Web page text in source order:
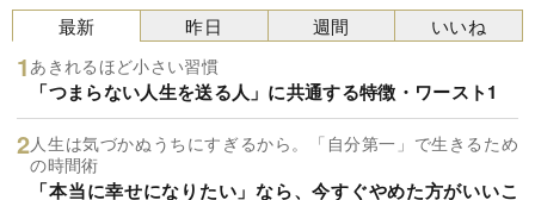
最新
あきれるほど小さい習慣
「つまらない人生を送る人」に共通する特徴・ワースト1
人生は気づかぬうちにすぎるから。「自分第一」で生きるため
の時間術
「本当に幸せになりたい」なら、今すぐやめた方がいいこ
昨日 週間 いいね